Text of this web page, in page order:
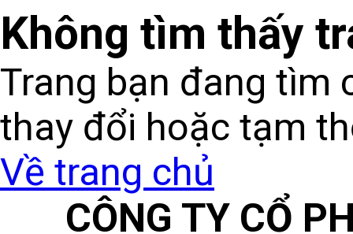
Không tìm thấy
Trang bạn đang tìm
thay đổi hoặc tạm
Về trang chủ
CÔNG TY CỔ